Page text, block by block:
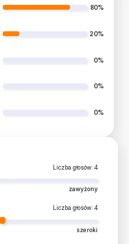
80%
20%
0%
0%
0%
Liczba głosów: 4
zawyżony
Liczba głosów: 4
szeroki